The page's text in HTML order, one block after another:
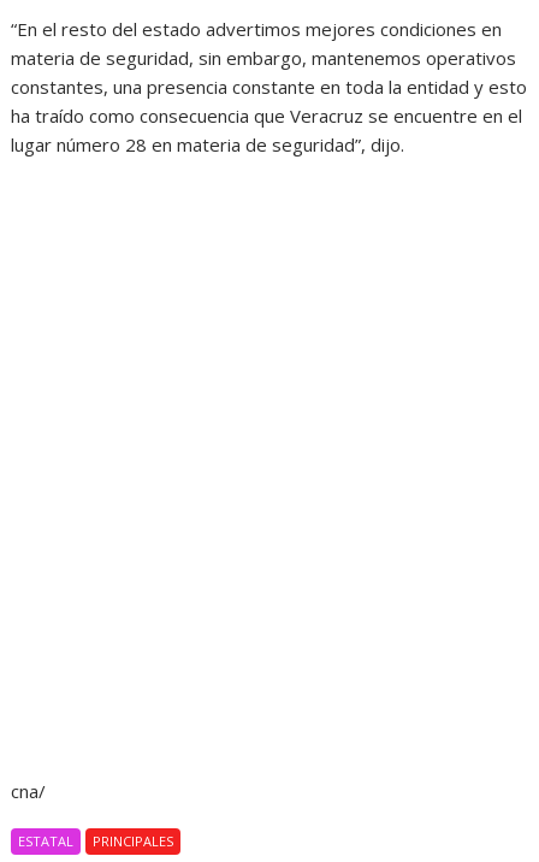
“En el resto del estado advertimos mejores condiciones en
materia de seguridad, sin embargo, mantenemos operativos
constantes, una presencia constante en toda la entidad y esto
ha traído como consecuencia que Veracruz se encuentre en el
lugar número 28 en materia de seguridad”, dijo.
cna/
ESTATAL PRINCIPALES